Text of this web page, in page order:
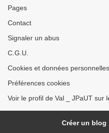
Pages
Contact
Signaler un abus
C.G.U.
Cookies et données personnelles
Préférences cookies
Voir le profil de Val _ JPaUT sur
Créer un blog